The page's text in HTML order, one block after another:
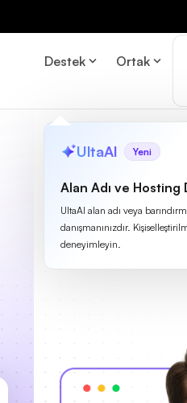
Destek Ortak
UltaAI Yeni
Alan Adı ve Hosting
UltaAI alan adı veya
danışmanınızdır.
deneyimleyin.